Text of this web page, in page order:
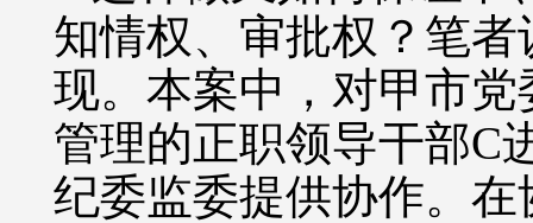
知情权、审批权？笔
现。本案中，对甲市
管理的正职领导干部C
纪委监委提供协作。